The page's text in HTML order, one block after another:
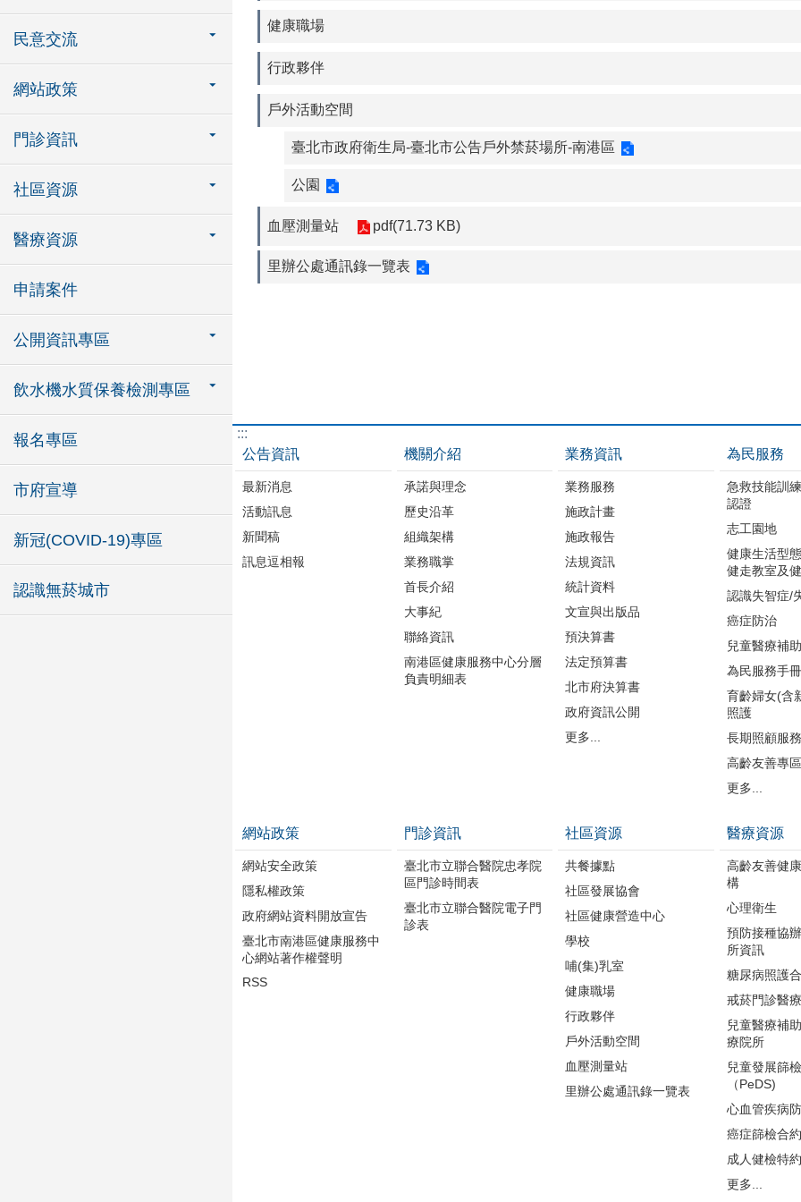
民意交流
網站政策
門診資訊
社區資源
醫療資源
申請案件
公開資訊專區
飲水機水質保養檢測專區
報名專區
市府宣導
新冠(COVID-19)專區
認識無菸城市
健康職場
行政夥伴
戶外活動空間
臺北市政府衛生局-臺北市公告戶外禁菸場所-南港區
公園
血壓測量站 pdf(71.73 KB)
里辦公處通訊錄一覽表
:::
公告資訊
最新消息
活動訊息
新聞稿
訊息逗相報
機關介紹
承諾與理念
歷史沿革
組織架構
業務職掌
首長介紹
大事紀
聯絡資訊
南港區健康服務中心分層
負責明細表
業務資訊
業務服務
施政計畫
施政報告
法規資訊
統計資料
文宣與出版品
預決算書
法定預算書
北市府決算書
政府資訊公開
更多...
為民服務
急救技能訓
認證
志工園地
健康生活型
健走教室及
認識失智症/
癌症防治
兒童醫療補
為民服務手冊
育齡婦女(含
照護
長期照顧服務
高齡友善專區
更多...
網站政策
網站安全政策
隱私權政策
政府網站資料開放宣告
臺北市南港區健康服務中
心網站著作權聲明
RSS
門診資訊
臺北市立聯合醫院忠孝院
區門診時間表
臺北市立聯合醫院電子門
診表
社區資源
共餐據點
社區發展協會
社區健康營造中心
學校
哺(集)乳室
健康職場
行政夥伴
戶外活動空間
血壓測量站
里辦公處通訊錄一覽表
醫療資源
高齡友善健
構
心理衛生
預防接種協
所資訊
糖尿病照護
戒菸門診醫
兒童醫療補
療院所
兒童發展篩
（PeDS)
心血管疾病
癌症篩檢合
成人健檢特
更多...